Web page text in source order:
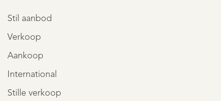
Stil aanbod
Verkoop
Aankoop
International
Stille verkoop